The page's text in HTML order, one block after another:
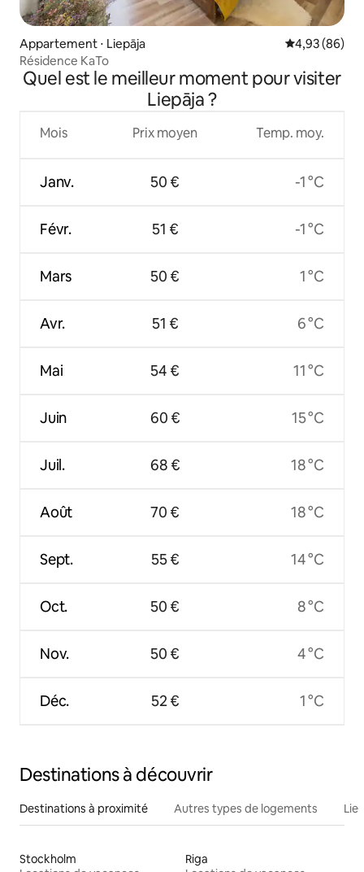
Appartement ⋅ Liepāja Évaluation
4,93 (86)
Résidence KaTo
Quel est le meilleur moment pour visiter
Liepāja ?
Mois
Janv.
Févr.
Mars
Avr.
Mai
Juin
Juil.
Août
Sept.
Oct.
Nov.
Déc.
Prix moyen
50 €
51 €
50 €
51 €
54 €
60 €
68 €
70 €
55 €
50 €
50 €
52 €
Temp. moy.
-1 °C
-1 °C
1 °C
6 °C
11 °C
15 °C
18 °C
18 °C
14 °C
8 °C
4 °C
1 °C
Destinations à découvrir
Destinations à proximité Autres types de logements
Stockholm
Riga